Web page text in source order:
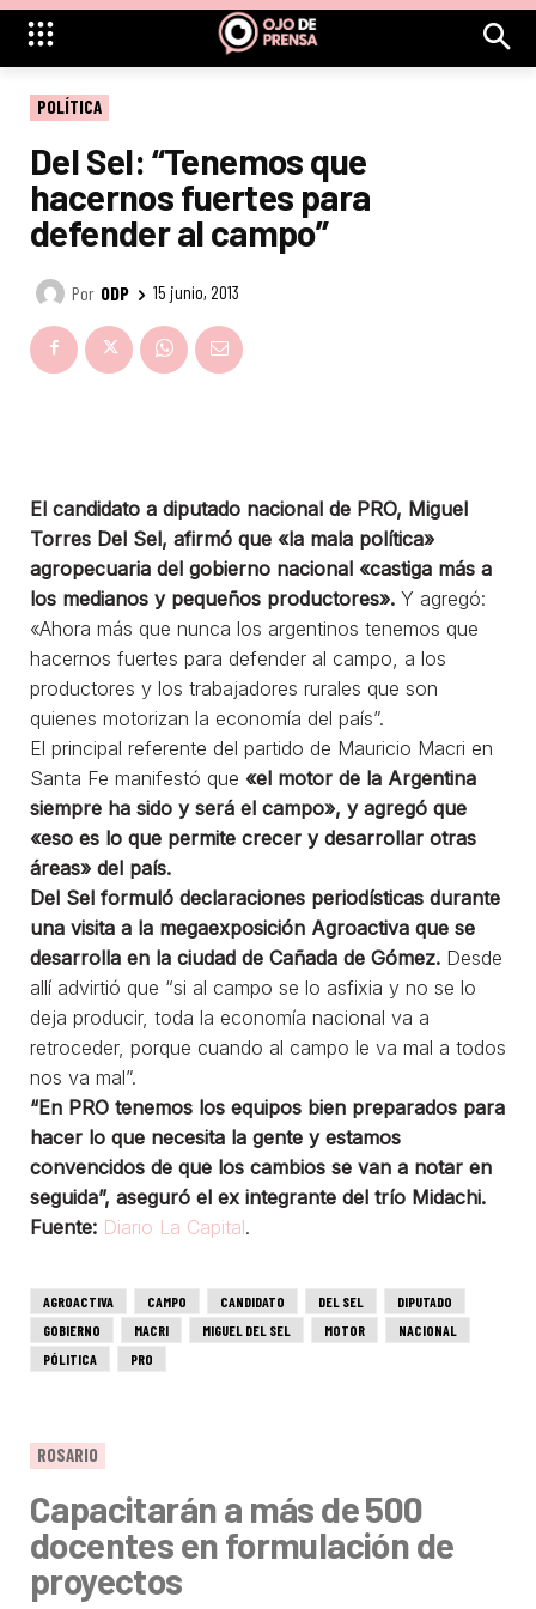
POLÍTICA
Del Sel: “Tenemos que
hacernos fuertes para
defender al campo”
Por ODP 15 junio, 2013
El candidato a diputado nacional de PRO, Miguel
Torres Del Sel, afirmó que «la mala política»
agropecuaria del gobierno nacional «castiga más a
los medianos y pequeños productores». Y agregó:
«Ahora más que nunca los argentinos tenemos que
hacernos fuertes para defender al campo, a los
productores y los trabajadores rurales que son
quienes motorizan la economía del país”.
El principal referente del partido de Mauricio Macri en
Santa Fe manifestó que «el motor de la Argentina
siempre ha sido y será el campo», y agregó que
«eso es lo que permite crecer y desarrollar otras
áreas» del país.
Del Sel formuló declaraciones periodísticas durante
una visita a la megaexposición Agroactiva que se
desarrolla en la ciudad de Cañada de Gómez. Desde
allí advirtió que “si al campo se lo asfixia y no se lo
deja producir, toda la economía nacional va a
retroceder, porque cuando al campo le va mal a todos
nos va mal”.
“En PRO tenemos los equipos bien preparados para
hacer lo que necesita la gente y estamos
convencidos de que los cambios se van a notar en
seguida”, aseguró el ex integrante del trío Midachi.
Fuente: Diario La Capital.
AGROACTIVA CAMPO CANDIDATO DEL SEL
DIPUTADO
GOBIERNO
MACRI MIGUEL DEL SEL MOTOR
NACIONAL
PÓLITICA
PRO